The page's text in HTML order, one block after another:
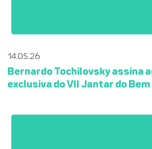
14.05.26
Bernardo Tochilovsky assina
exclusiva do VII Jantar do Bem